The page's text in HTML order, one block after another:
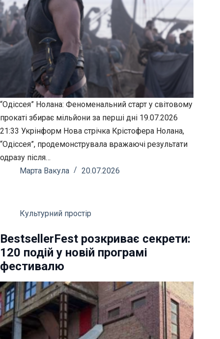
“Одіссея” Нолана: Феноменальний старт у світовому
прокаті збирає мільйони за перші дні 19.07.2026
21:33 Укрінформ Нова стрічка Крістофера Нолана,
“Одіссея”, продемонструвала вражаючі результати
одразу після…
Марта Вакула
20.07.2026
Культурний простір
BestsellerFest розкриває секрети:
120 подій у новій програмі
фестивалю